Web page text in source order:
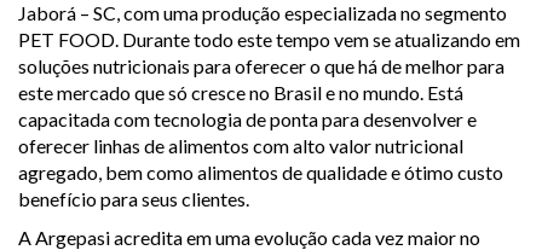
Jaborá – SC, com uma produção especializada no segmento
PET FOOD. Durante todo este tempo vem se atualizando em
soluções nutricionais para oferecer o que há de melhor para
este mercado que só cresce no Brasil e no mundo. Está
capacitada com tecnologia de ponta para desenvolver e
oferecer linhas de alimentos com alto valor nutricional
agregado, bem como alimentos de qualidade e ótimo custo
benefício para seus clientes.
A Argepasi acredita em uma evolução cada vez maior no